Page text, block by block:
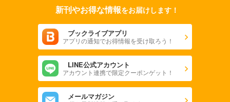
新刊やお得な情報をお届けします！
ブックライブアプリ
アプリの通知でお得情報を受け取ろう！
LINE公式アカウント
アカウント連携で限定クーポンゲット！
メールマガジン